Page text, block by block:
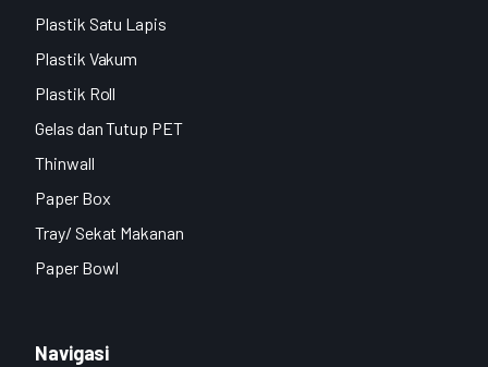
Plastik Satu Lapis
Plastik Vakum
Plastik Roll
Gelas dan Tutup PET
Thinwall
Paper Box
Tray/ Sekat Makanan
Paper Bowl
Navigasi